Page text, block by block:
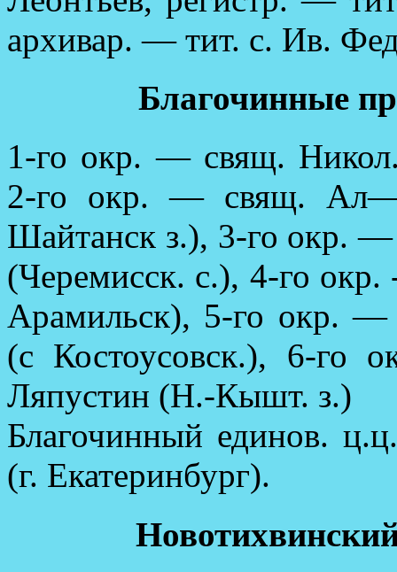
архивар. — тит. с. Ив.
Благочинные
1-го окр. — свящ.
2-го окр. — свящ.
Шайтанск з.), 3-го окр.
(Черемисск. с.), 4-го
Арамильск), 5-го окр.
(с Костоусовск.), 6-
Ляпустин (Н.-Кышт. з.)
Благочинный единов.
(г. Екатеринбург).